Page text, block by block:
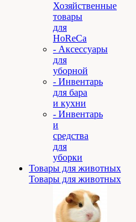
Хозяйственные
товары
для
HoReCa
- Аксессуары
для
уборной
- Инвентарь
для бара
и кухни
- Инвентарь
и
средства
для
уборки
Товары для животных
Товары для животных